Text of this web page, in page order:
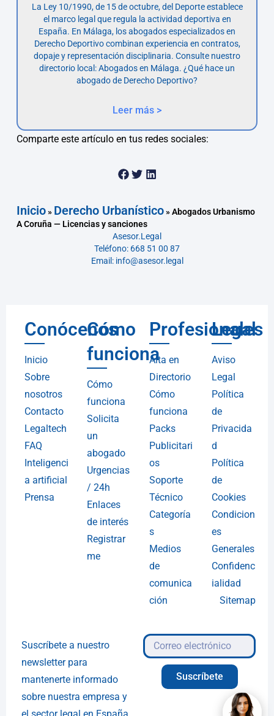
La Ley 10/1990, de 15 de octubre, del Deporte establece
el marco legal que regula la actividad deportiva en
España. En Málaga, los abogados especializados en
Derecho Deportivo combinan experiencia en contratos,
dopaje y representación disciplinaria. Consulte nuestro
directorio local: Abogados en Málaga. ¿Qué hace un
abogado de Derecho Deportivo?
Leer más >
Comparte este artículo en tus redes sociales:
Inicio» Derecho Urbanístico»Abogados Urbanismo
A Coruña — Licencias y sanciones
Asesor.Legal
Teléfono: 668 51 00 87
Email: info@asesor.legal
Conócenos
Inicio
Sobre
nosotros
Contacto
Legaltech
FAQ
Inteligenci
a artificial
Prensa
Cómo
funciona
Cómo
funciona
Solicita
un
abogado
Urgencias
/ 24h
Enlaces
de interés
Registrar
me
Profesionales
Alta en
Directorio
Cómo
funciona
Packs
Publicitari
os
Soporte
Técnico
Categoría
s
Medios
de
comunica
ción
Legal
Aviso
Legal
Política
de
Privacida
d
Política
de
Cookies
Condicion
es
Generales
Confidenc
ialidad
Sitemap
Suscríbete a nuestro
newsletter para
mantenerte informado
sobre nuestra empresa y
Suscríbete